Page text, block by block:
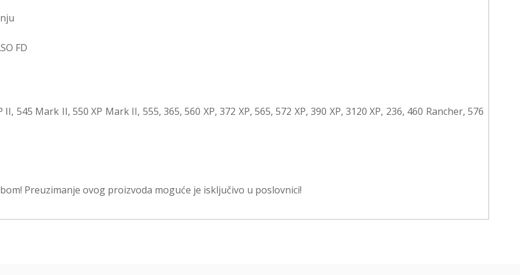
FD
545 Mark II, 550 XP Mark II, 555, 365, 560 XP, 372 XP, 565, 572 XP, 390 XP, 3120 XP, 236, 460 Rancher, 576
Preuzimanje ovog proizvoda moguće je isključivo u poslovnici!